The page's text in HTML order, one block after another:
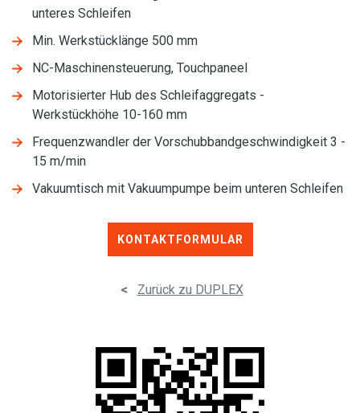
unteres Schleifen
Min. Werkstücklänge 500 mm
NC-Maschinensteuerung, Touchpaneel
Motorisierter Hub des Schleifaggregats -
Werkstückhöhe 10-160 mm
Frequenzwandler der Vorschubbandgeschwindigkeit 3 -
15 m/min
Vakuumtisch mit Vakuumpumpe beim unteren Schleifen
KONTAKTFORMULAR
< Zurück zu DUPLEX